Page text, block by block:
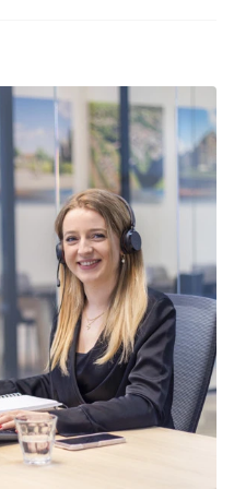
bis zum
22.12.2025 bis zum
bis zum
bis zum 02.01.2026
bis zum
bis zum 02.01.2026
19.12.2025 bis zum
Ruinen rechtzeitig bei
Sie sich auf eine